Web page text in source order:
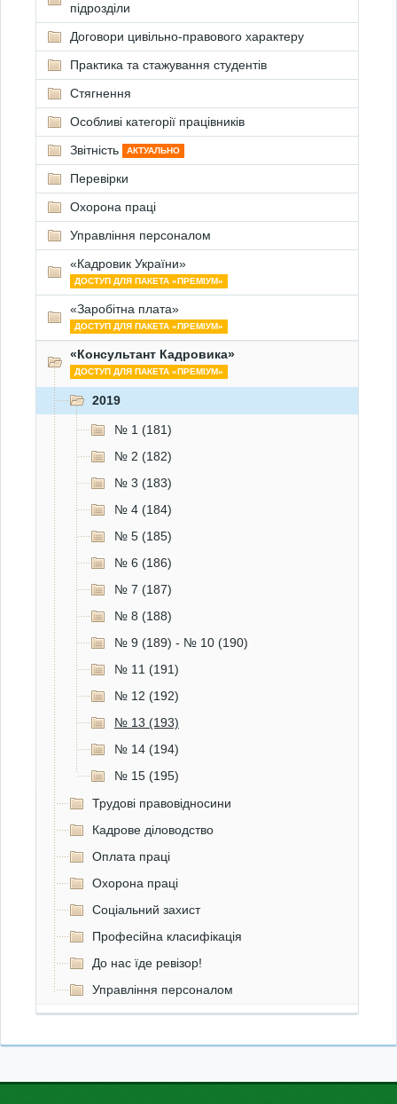
підрозділи
Договори цивільно-правового характеру
Практика та стажування студентів
Стягнення
Особливі категорії працівників
Звітність
АКТУАЛЬНО
Перевірки
Охорона праці
Управління персоналом
«Кадровик України»
ДОСТУП ДЛЯ ПАКЕТА «ПРЕМІУМ»
«Заробітна плата»
ДОСТУП ДЛЯ ПАКЕТА «ПРЕМІУМ»
«Консультант Кадровика»
ДОСТУП ДЛЯ ПАКЕТА «ПРЕМІУМ»
2019
№ 1 (181)
№ 2 (182)
№ 3 (183)
№ 4 (184)
№ 5 (185)
№ 6 (186)
№ 7 (187)
№ 8 (188)
№ 9 (189) - № 10 (190)
№ 11 (191)
№ 12 (192)
№ 13 (193)
№ 14 (194)
№ 15 (195)
Трудові правовідносини
Кадрове діловодство
Оплата праці
Охорона праці
Соціальний захист
Професійна класифікація
До нас їде ревізор!
Управління персоналом